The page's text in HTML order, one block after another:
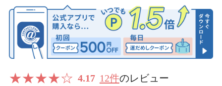
★★★★☆ 4.17 12件のレビュー